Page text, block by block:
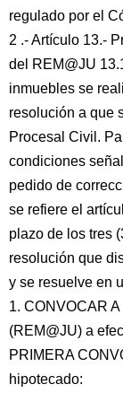
regulado por el
2 .- Artículo 13.-
del REM@JU
inmuebles se
resolución a que
Procesal Civil.
condiciones
pedido de
se refiere el
plazo de los tres
resolución que
y se resuelve en
1. CONVOCAR
(REM@JU) a
PRIMERA
hipotecado: